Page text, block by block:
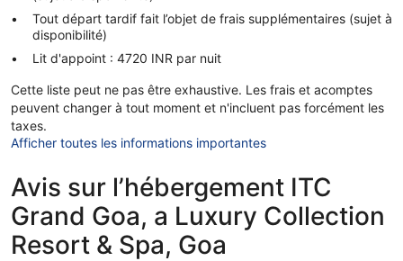
Tout départ tardif fait l’objet de frais supplémentaires (sujet à
disponibilité)
Lit d'appoint : 4720 INR par nuit
Cette liste peut ne pas être exhaustive. Les frais et acomptes
peuvent changer à tout moment et n'incluent pas forcément les
taxes.
Afficher toutes les informations importantes
Avis sur l’hébergement ITC
Grand Goa, a Luxury Collection
Resort & Spa, Goa